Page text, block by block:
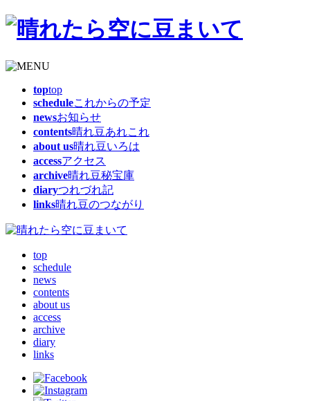
toptop
scheduleこれからの予定
newsお知らせ
contents晴れ豆あれこれ
about us晴れ豆いろは
accessアクセス
archive晴れ豆秘宝庫
diaryつれづれ記
links晴れ豆のつながり
top
schedule
news
contents
about us
access
archive
diary
links